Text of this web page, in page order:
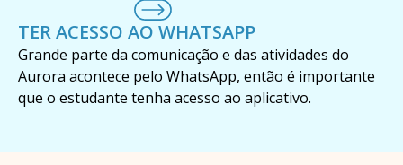
TER ACESSO AO WHATSAPP
Grande parte da comunicação e das atividades do
Aurora acontece pelo WhatsApp, então é importante
que o estudante tenha acesso ao aplicativo.